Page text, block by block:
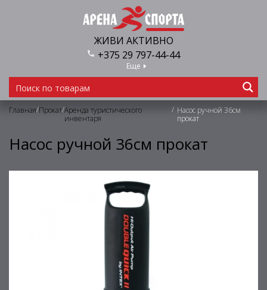
ЖИВИ АКТИВНО
+375 29 797-44-44
Еще
Главная/Прокат/Аренда туристического
инвентаря
/ Насос ручной 36см
прокат
Насос ручной 36см прокат